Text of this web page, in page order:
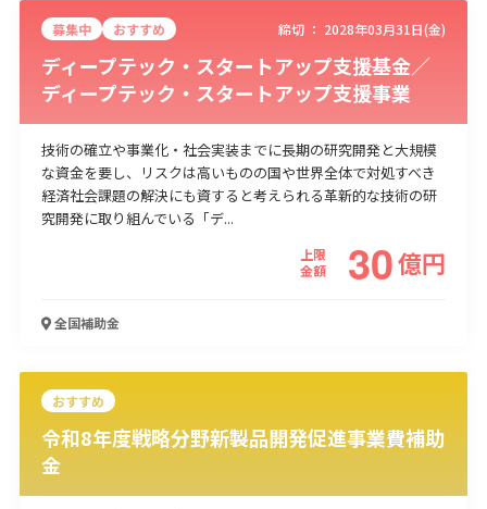
業種
物流・運輸業 製造業 情報通信業 卸売･小売業
飲食業
建設･不動産業
サービス業 医療･福祉 農業･林業
使い道
経営改善・経営強化 販路拡大
特許・知的財産
災害・被災者支援
コロナ関連
環境・省エネ
受付中のみ
募集中 おすすめ 締切 ： 2028年03月31日(金)
ディープテック・スタートアップ支援基金／
ディープテック・スタートアップ支援事業
技術の確立や事業化・社会実装までに長期の研究開発と大規模
な資金を要し、リスクは高いものの国や世界全体で対処すべき
経済社会課題の解決にも資すると考えられる革新的な技術の研
究開発に取り組んでいる「デ...
上限
金額
30億円
全国補助金
おすすめ
令和8年度戦略分野新製品開発促進事業費補助
金